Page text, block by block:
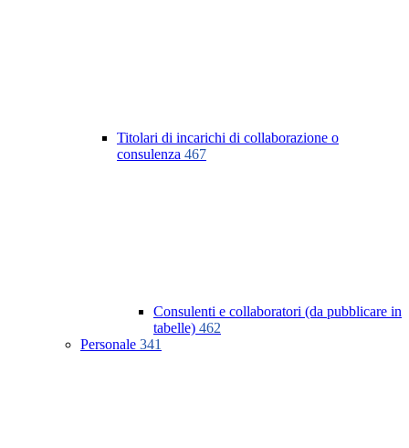
Titolari di incarichi di collaborazione o
consulenza 467
Consulenti e collaboratori (da pubblicare in
tabelle) 462
Personale 341